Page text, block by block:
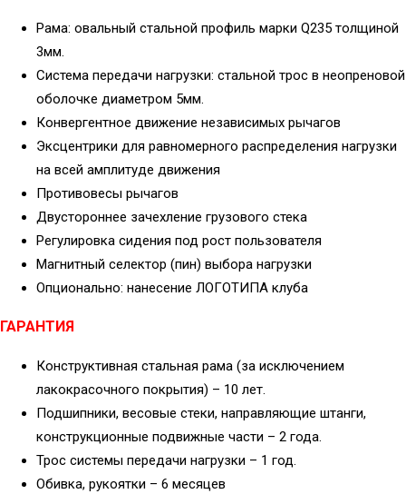
Рама: овальный стальной профиль марки Q235 толщиной
3мм.
Система передачи нагрузки: стальной трос в неопреновой
оболочке диаметром 5мм.
Конвергентное движение независимых рычагов
Эксцентрики для равномерного распределения нагрузки
на всей амплитуде движения
Противовесы рычагов
Двустороннее зачехление грузового стека
Регулировка сидения под рост пользователя
Магнитный селектор (пин) выбора нагрузки
Опционально: нанесение ЛОГОТИПА клуба
ГАРАНТИЯ
Конструктивная стальная рама (за исключением
лакокрасочного покрытия) – 10 лет.
Подшипники, весовые стеки, направляющие штанги,
конструкционные подвижные части – 2 года.
Трос системы передачи нагрузки – 1 год.
Обивка, рукоятки – 6 месяцев